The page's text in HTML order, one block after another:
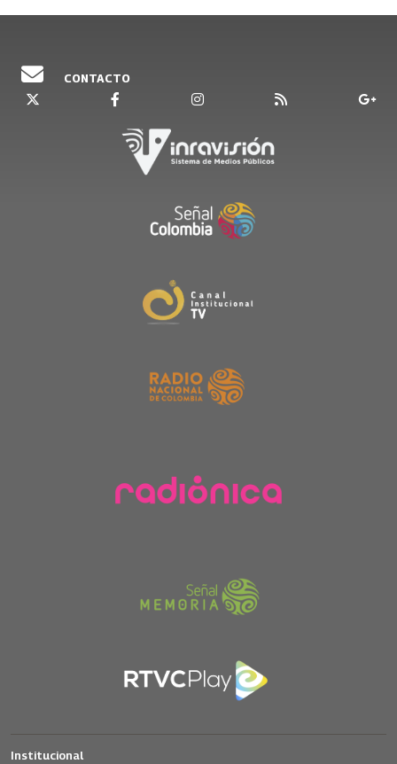
CONTACTO
Institucional